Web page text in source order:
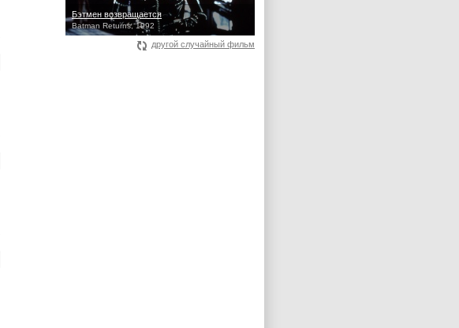
Бэтмен возвращается
Batman Returns, 1992
другой случайный фильм